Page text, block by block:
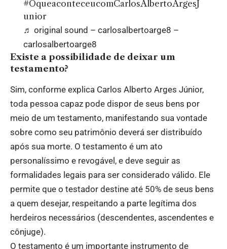
#OqueaconteceucomCarlosAlbertoArgesJ
unior
♬ original sound – carlosalbertoarge8 –
carlosalbertoarge8
Existe a possibilidade de deixar um
testamento?
Sim, conforme explica Carlos Alberto Arges Júnior,
toda pessoa capaz pode dispor de seus bens por
meio de um testamento, manifestando sua vontade
sobre como seu patrimônio deverá ser distribuído
após sua morte. O testamento é um ato
personalíssimo e revogável, e deve seguir as
formalidades legais para ser considerado válido. Ele
permite que o testador destine até 50% de seus bens
a quem desejar, respeitando a parte legítima dos
herdeiros necessários (descendentes, ascendentes e
cônjuge).
O testamento é um importante instrumento de